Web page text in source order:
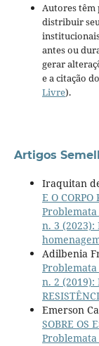
Autores têm
distribuir
antes ou
gerar
e a citação
Livre).
Artigos
Iraquitan
E O CORPO
n. 3 (2023):
Adilbenia
n. 2 (2019):
Emerson
SOBRE OS